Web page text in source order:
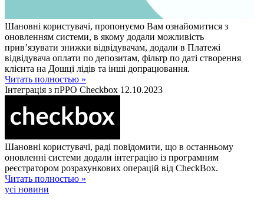
Шановні користувачі, пропонуємо Вам ознайомитися з
оновленням системи, в якому додали можливість
прив’язувати знижки відвідувачам, додали в Платежі
відвідувача оплати по депозитам, фільтр по даті створення
клієнта на Дошці лідів та інші допрацювання.
Читать полностью »
Інтеграція з пРРО Checkbox 12.10.2023
Шановні користувачі, раді повідомити, що в останньому
оновленні системи додали інтеграцію із програмним
реєстратором розрахункових операцій від CheckBox.
Читать полностью »
усі новини